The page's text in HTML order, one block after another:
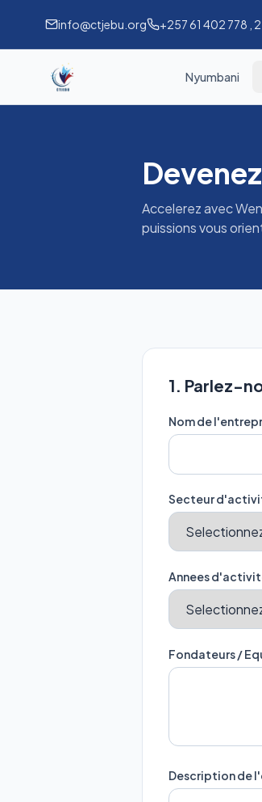
info@ctjebu.org +257 61 402 778 ,
Nyumbani
Accelerez avec
puissions vous
1. Parlez-
Nom de
Secteur
Annees
Fondateurs /
Description de